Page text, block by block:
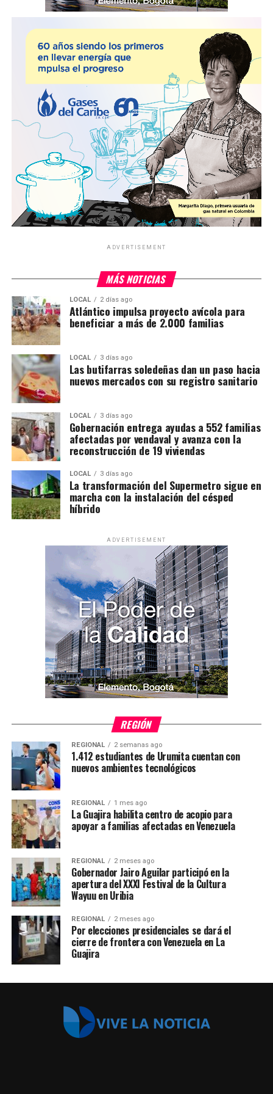
ADVERTISEMENT
MÁS NOTICIAS
LOCAL 2 días ago
Atlántico impulsa proyecto avícola para
beneficiar a más de 2.000 familias
LOCAL 3 días ago
Las butifarras soledeñas dan un paso hacia
nuevos mercados con su registro sanitario
LOCAL 3 días ago
Gobernación entrega ayudas a 552 familias
afectadas por vendaval y avanza con la
reconstrucción de 19 viviendas
LOCAL 3 días ago
La transformación del Supermetro sigue en
marcha con la instalación del césped
híbrido
ADVERTISEMENT
REGIÓN
REGIONAL 2 semanas ago
1.412 estudiantes de Urumita cuentan con
nuevos ambientes tecnológicos
REGIONAL 1 mes ago
La Guajira habilita centro de acopio para
apoyar a familias afectadas en Venezuela
REGIONAL 2 meses ago
Gobernador Jairo Aguilar participó en la
apertura del XXXI Festival de la Cultura
Wayuu en Uribia
REGIONAL 2 meses ago
Por elecciones presidenciales se dará el
cierre de frontera con Venezuela en La
Guajira